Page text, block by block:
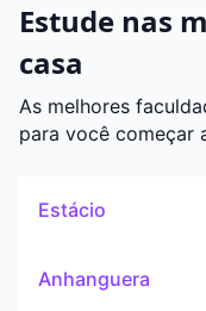
Estude nas
casa
As melhores
para você começar
Estácio
Anhanguera